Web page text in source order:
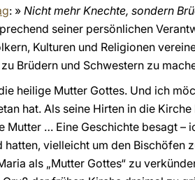
: » Nicht mehr Knechte, sondern
seiner persönlichen
Kulturen und Religionen
Brüdern und Schwestern zu
heilige Mutter Gottes. Und ich
hat. Als seine Hirten in die
Mutter … Eine Geschichte besagt –
vielleicht um den Bischöfen
als „Mutter Gottes“ zu